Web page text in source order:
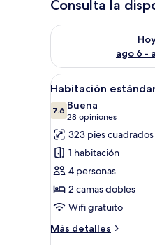
Consulta la
ago 6 -
Consulta la
Abrir
todas
las
fotos
de
Habitación
estándar,
2
camas
matrimoniales
4
Habitación
7.67.6 de 10
Buena
28 opiniones
(28
opiniones)
323 pies cuadrados
1 habitación
4 personas
2 camas dobles
Wifi gratuito
Más detalles
Más